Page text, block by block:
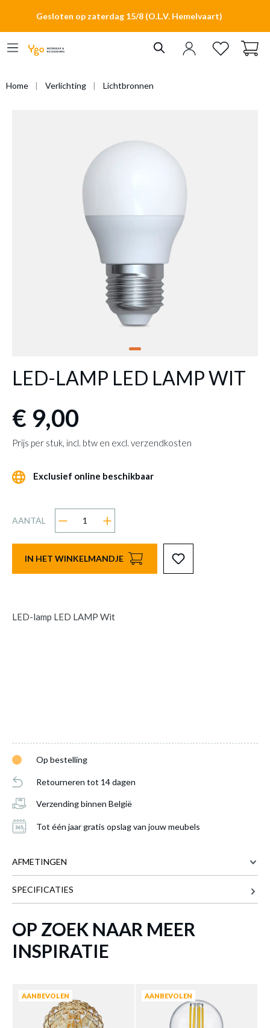
Gesloten op zaterdag 15/8 (O.L.V. Hemelvaart)
Home Verlichting Lichtbronnen
LED-LAMP LED LAMP WIT
€ 9,00
Prijs per stuk, incl. btw en excl. verzendkosten
Exclusief online beschikbaar
AANTAL
IN HET WINKELMANDJE
LED-lamp LED LAMP Wit
Op bestelling
Retourneren tot 14 dagen
Verzending binnen België
Tot één jaar gratis opslag van jouw meubels
AFMETINGEN
SPECIFICATIES
OP ZOEK NAAR MEER
INSPIRATIE
AANBEVOLEN AANBEVOLEN
LED-lamp LED LAMP Wit